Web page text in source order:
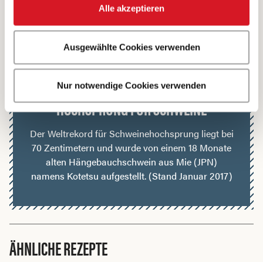
Alle akzeptieren
Ausgewählte Cookies verwenden
Nur notwendige Cookies verwenden
4 Bewertungen
Samuels Lexikon
HOCHSPRUNG FÜR SCHWEINE
Der Weltrekord für Schweinehochsprung liegt bei
70 Zentimetern und wurde von einem 18 Monate
alten Hängebauchschwein aus Mie (JPN)
namens Kotetsu aufgestellt. (Stand Januar 2017)
ÄHNLICHE REZEPTE